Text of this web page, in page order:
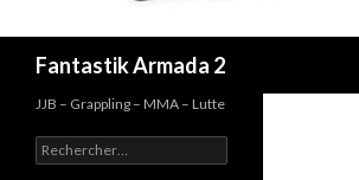
Fantastik Armada 2
JJB – Grappling – MMA – Lutte
Rechercher :